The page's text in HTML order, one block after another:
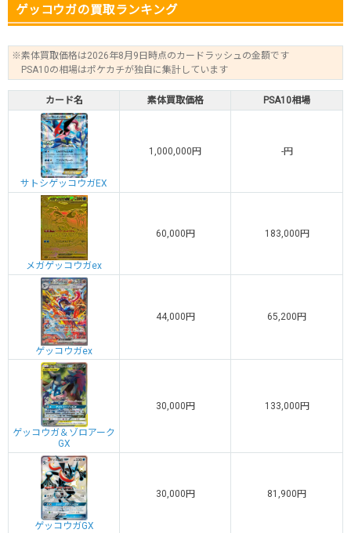
ゲッコウガの買取ランキング
※素体買取価格は2026年8月9日時点のカードラッシュの金額です
PSA10の相場はポケカチが独自に集計しています
カード名 素体買取価格 PSA10相場
サトシゲッコウガEX
1,000,000円 -円
メガゲッコウガex
60,000円 183,000円
ゲッコウガex
44,000円 65,200円
ゲッコウガ＆ゾロアーク
GX
30,000円 133,000円
ゲッコウガGX
30,000円 81,900円